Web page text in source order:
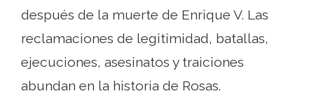
después de la muerte de Enrique V. Las
reclamaciones de legitimidad, batallas,
ejecuciones, asesinatos y traiciones
abundan en la historia de Rosas.